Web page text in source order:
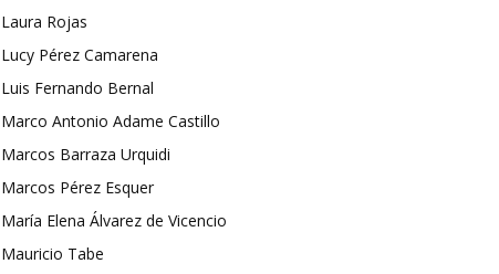
Laura Rojas
Lucy Pérez Camarena
Luis Fernando Bernal
Marco Antonio Adame Castillo
Marcos Barraza Urquidi
Marcos Pérez Esquer
María Elena Álvarez de Vicencio
Mauricio Tabe